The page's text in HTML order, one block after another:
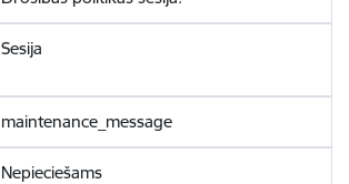
Sesija
maintenance_message
Nepieciešams